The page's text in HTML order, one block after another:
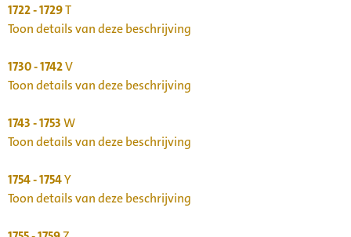
1722 - 1729T
Toon details van deze beschrijving
1730 - 1742V
Toon details van deze beschrijving
1743 - 1753W
Toon details van deze beschrijving
1754 - 1754Y
Toon details van deze beschrijving